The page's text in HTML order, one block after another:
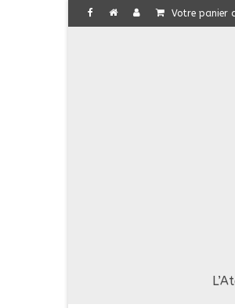
Votre panier